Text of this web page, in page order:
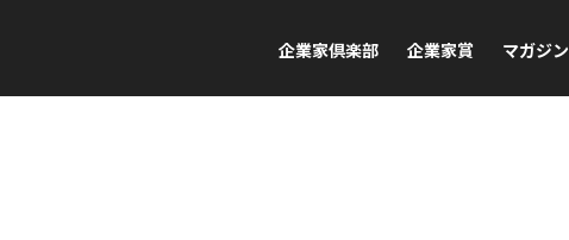
企業家倶楽部 企業家賞 マガジン